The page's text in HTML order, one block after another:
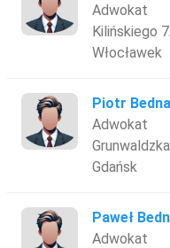
Adwokat
Kilińskiego
Włocławek
Piotr
Adwokat
Gdańsk
Paweł
Adwokat